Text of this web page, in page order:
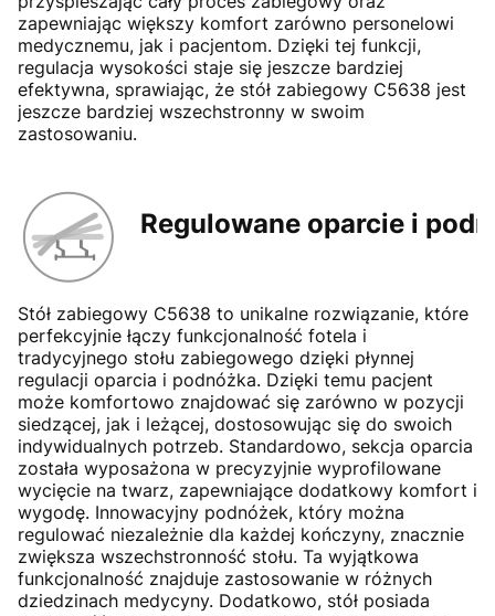
zapewniając większy komfort zarówno personelowi
medycznemu, jak i pacjentom. Dzięki tej funkcji,
regulacja wysokości staje się jeszcze bardziej
efektywna, sprawiając, że stół zabiegowy C5638 jest
jeszcze bardziej wszechstronny w swoim
zastosowaniu.
Regulowane oparcie i
Stół zabiegowy C5638 to unikalne rozwiązanie, które
perfekcyjnie łączy funkcjonalność fotela i
tradycyjnego stołu zabiegowego dzięki płynnej
regulacji oparcia i podnóżka. Dzięki temu pacjent
może komfortowo znajdować się zarówno w pozycji
siedzącej, jak i leżącej, dostosowując się do swoich
indywidualnych potrzeb. Standardowo, sekcja oparcia
została wyposażona w precyzyjnie wyprofilowane
wycięcie na twarz, zapewniające dodatkowy komfort i
wygodę. Innowacyjny podnóżek, który można
regulować niezależnie dla każdej kończyny, znacznie
zwiększa wszechstronność stołu. Ta wyjątkowa
funkcjonalność znajduje zastosowanie w różnych
dziedzinach medycyny. Dodatkowo, stół posiada